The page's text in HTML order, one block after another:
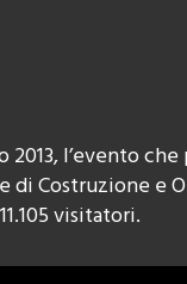
l’evento
Costruzione e
visitatori.